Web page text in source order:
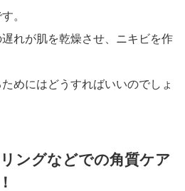
。
れが肌を乾燥させ、ニキビを作
めにはどうすればいいのでしょ
ングなどでの角質ケア